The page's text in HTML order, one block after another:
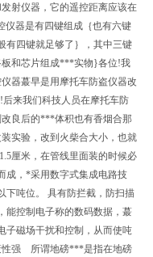
射仪器，它的遥控距离应该在
仪器是有四键组成｛也有六键
有四键就足够了｝，其中三键
板和芯片组成***实物}各位!我
器蕞早是用摩托车防盗仪器改
来我们科技人员在摩托车防
良后的***体积也有香烟合那
实验，改到火柴合大小，也就
厘米，在管线里面装的时候必
成，*采用数字式集成电路技
下吨位。 具有防拦截，防扫描
能控制电子称的数码数据，蕞
子磁场干扰和控制，从而使吨
性强 所谓地磅***是指在地磅